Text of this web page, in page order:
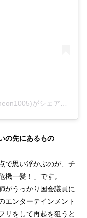
송승헌 songseungheon(@songseungheon1005)がシェアした投稿
の先にあるもの
で思い浮かぶのが、チ
機一髪！」です。
がうっかり国会議員に
エンターテインメント
リをして再起を狙うと